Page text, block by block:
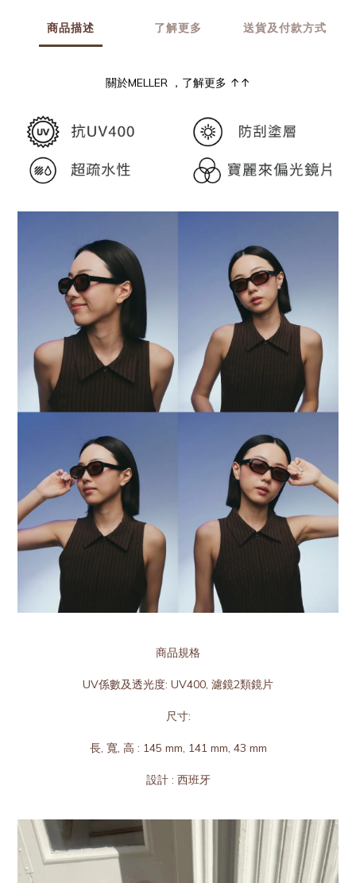
商品描述 了解更多 送貨及付款方式
關於MELLER ，了解更多 ↑↑
商品規格
UV係數及透光度: UV400, 濾鏡2類鏡片
尺寸:
長, 寬, 高 : 145 mm, 141 mm, 43 mm
設計 : 西班牙